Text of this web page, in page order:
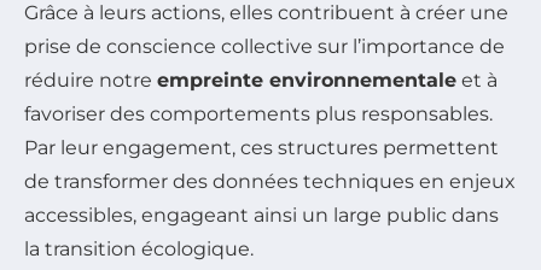
Grâce à leurs actions, elles contribuent à créer une
prise de conscience collective sur l’importance de
réduire notre empreinte environnementale et à
favoriser des comportements plus responsables.
Par leur engagement, ces structures permettent
de transformer des données techniques en enjeux
accessibles, engageant ainsi un large public dans
la transition écologique.